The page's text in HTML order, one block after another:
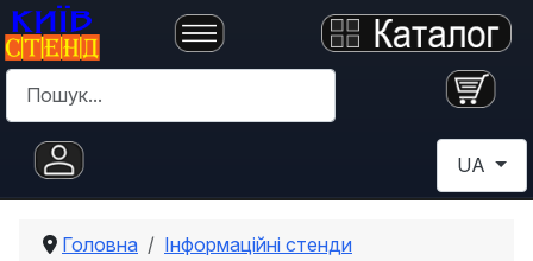
Пошук
Оберіть
UA
Головна
Інформаційні стенди